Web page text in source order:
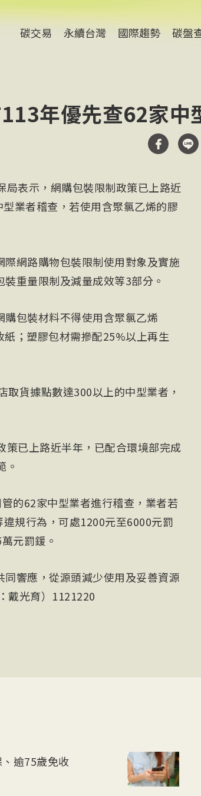
碳交易 永續台灣 國際趨勢 碳盤
年優先查62家中
局表示，網購包裝限制政策已上路近
業者稽查，若使用含聚氯乙烯的膠
網路購物包裝限制使用對象及實施
重量限制及減量成效等3部分。
包裝材料不得使用含聚氯乙烯
紙；塑膠包材需摻配25%以上再生
貨據點數達300以上的中型業者，
已上路近半年，已配合環境部完成
。
的62家中型業者進行稽查，業者若
規行為，可處1200元至6000元罰
元罰鍰。
響應，從源頭減少使用及妥善資源
戴光育）1121220
逾75歲免收